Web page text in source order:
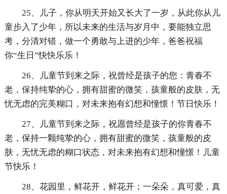
25、儿子，你从明天开始又长大了一岁，从此你从儿
童步入了少年，所以未来的生活与岁月中，要能独立思
考，分清对错，做一个勇敢与上进的少年，爸爸祝福
你“生日”快快乐乐！
26、儿童节到来之际，祝曾经是孩子的您：青春不
老，保持纯挚的心，拥有甜蜜的微笑，孩童般的皮肤，无
忧无虑的完美糊口，对未来抱有幻想和憧憬！节日快乐！
27、儿童节到来之际，祝愿曾经是孩子的你青春不
老，保持一颗纯挚的心，拥有甜蜜的微笑，孩童般的皮
肤，无忧无虑的糊口状态，对未来抱有幻想和憧憬！儿童
节快乐！
28、花园里，鲜花开，鲜花开；一朵朵，真可爱，真